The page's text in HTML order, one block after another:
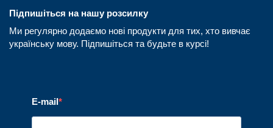
Підпишіться на нашу розсилку
Ми регулярно додаємо нові продукти для тих, хто вивчає
українську мову. Підпишіться та будьте в курсі!
E-mail